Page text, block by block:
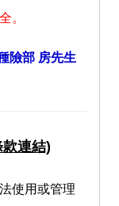
。
險部 房先生
款連結)
使用或管理